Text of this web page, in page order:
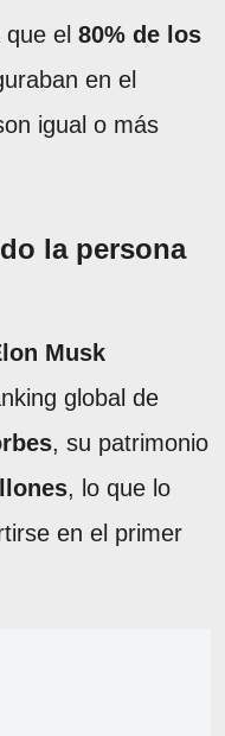
el 80% de los
en el
igual o más
la persona
Musk
global de
, su patrimonio
, lo que lo
en el primer